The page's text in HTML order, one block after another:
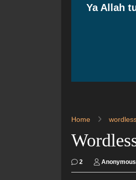
Ya Allah
Home
2 Anonymous